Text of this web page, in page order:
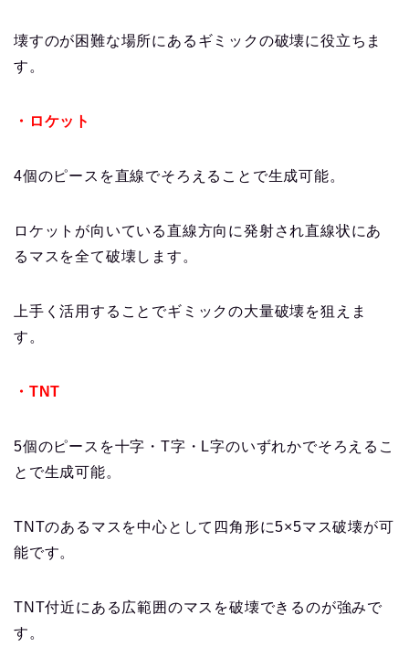
壊すのが困難な場所にあるギミックの破壊に役立ちま
す。
・ロケット
4個のピースを直線でそろえることで生成可能。
ロケットが向いている直線方向に発射され直線状にあ
るマスを全て破壊します。
上手く活用することでギミックの大量破壊を狙えま
す。
・TNT
5個のピースを十字・T字・L字のいずれかでそろえるこ
とで生成可能。
TNTのあるマスを中心として四角形に5×5マス破壊が可
能です。
TNT付近にある広範囲のマスを破壊できるのが強みで
す。